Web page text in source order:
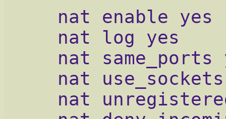
nat enable yes
nat log yes
nat same_ports
nat use_sockets
nat